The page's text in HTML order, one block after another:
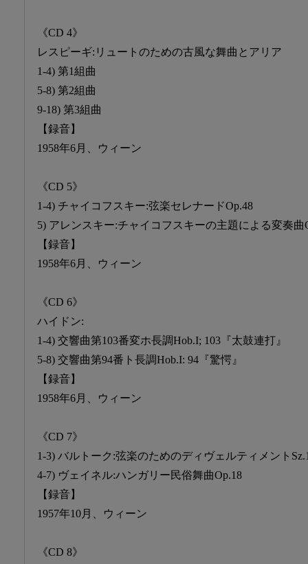
《CD 4》
レスピーギ:リュートのための古風な舞曲とアリア
1-4) 第1組曲
5-8) 第2組曲
9-18) 第3組曲
【録音】
1958年6月、ウィーン
《CD 5》
1-4) チャイコフスキー:弦楽セレナードOp.48
5) アレンスキー:チャイコフスキーの主題による変奏曲
【録音】
1958年6月、ウィーン
《CD 6》
ハイドン:
1-4) 交響曲第103番変ホ長調Hob.I; 103『太鼓連打』
5-8) 交響曲第94番ト長調Hob.I: 94『驚愕』
【録音】
1958年6月、ウィーン
《CD 7》
1-3) バルトーク:弦楽のためのディヴェルティメント
4-7) ヴェイネル:ハンガリー民俗舞曲Op.18
【録音】
1957年10月、ウィーン
《CD 8》